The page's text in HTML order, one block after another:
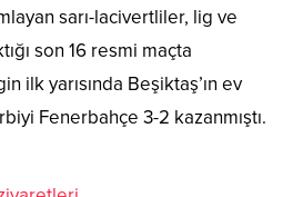
sarı-lacivertliler, lig ve
son 16 resmi maçta
ilk yarısında Beşiktaş’ın ev
Fenerbahçe 3-2 kazanmıştı.